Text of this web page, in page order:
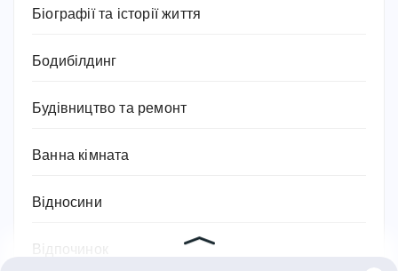
Біографії та історії життя
Бодибілдинг
Будівництво та ремонт
Ванна кімната
Відносини
Відпочинок